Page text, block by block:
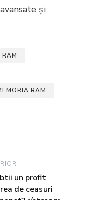
și
RAM
un profit
de ceasuri